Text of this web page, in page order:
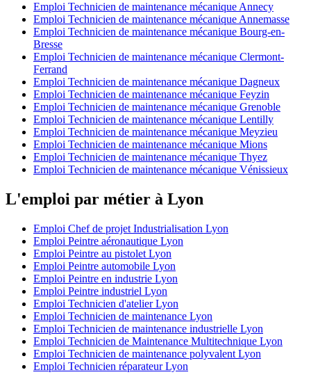
Emploi Technicien de maintenance mécanique Annecy
Emploi Technicien de maintenance mécanique Annemasse
Emploi Technicien de maintenance mécanique Bourg-en-
Bresse
Emploi Technicien de maintenance mécanique Clermont-
Ferrand
Emploi Technicien de maintenance mécanique Dagneux
Emploi Technicien de maintenance mécanique Feyzin
Emploi Technicien de maintenance mécanique Grenoble
Emploi Technicien de maintenance mécanique Lentilly
Emploi Technicien de maintenance mécanique Meyzieu
Emploi Technicien de maintenance mécanique Mions
Emploi Technicien de maintenance mécanique Thyez
Emploi Technicien de maintenance mécanique Vénissieux
L'emploi par métier à Lyon
Emploi Chef de projet Industrialisation Lyon
Emploi Peintre aéronautique Lyon
Emploi Peintre au pistolet Lyon
Emploi Peintre automobile Lyon
Emploi Peintre en industrie Lyon
Emploi Peintre industriel Lyon
Emploi Technicien d'atelier Lyon
Emploi Technicien de maintenance Lyon
Emploi Technicien de maintenance industrielle Lyon
Emploi Technicien de Maintenance Multitechnique Lyon
Emploi Technicien de maintenance polyvalent Lyon
Emploi Technicien réparateur Lyon